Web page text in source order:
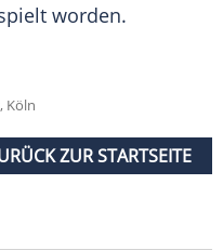
worden.
Köln
ZUR STARTSEITE